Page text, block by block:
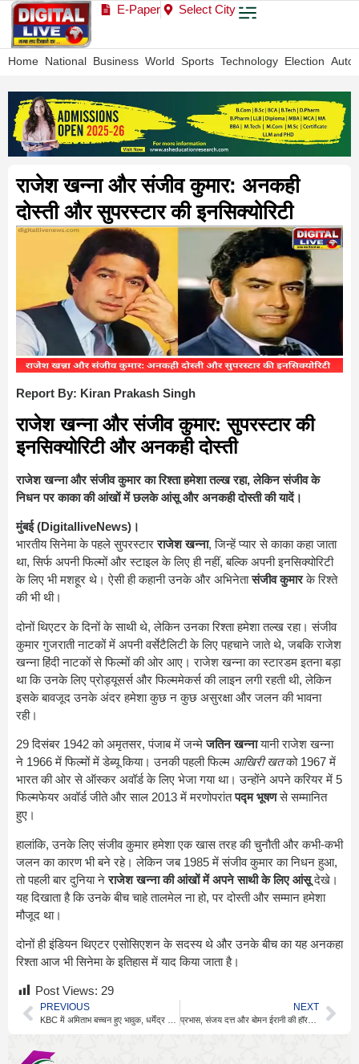
E-Paper Select City
Home National Business World Sports Technology Election Auto
राजेश खन्ना और संजीव कुमार: अनकही
दोस्ती और सुपरस्टार की इनसिक्योरिटी
Report By: Kiran Prakash Singh
राजेश खन्ना और संजीव कुमार: सुपरस्टार की
इनसिक्योरिटी और अनकही दोस्ती
राजेश खन्ना और संजीव कुमार का रिश्ता हमेशा तल्ख रहा, लेकिन संजीव के
निधन पर काका की आंखों में छलके आंसू और अनकही दोस्ती की यादें।
मुंबई (DigitalliveNews)।
भारतीय सिनेमा के पहले सुपरस्टारराजेश खन्ना, जिन्हें प्यार से काका कहा जाता
था, सिर्फ अपनी फिल्मों और स्टाइल के लिए ही नहीं, बल्कि अपनी इनसिक्योरिटी
के लिए भी मशहूर थे। ऐसी ही कहानी उनके और अभिनेतासंजीव कुमारके रिश्ते
की भी थी।
दोनों थिएटर के दिनों के साथी थे, लेकिन उनका रिश्ता हमेशा तल्ख रहा। संजीव
कुमार गुजराती नाटकों में अपनी वर्सेटैलिटी के लिए पहचाने जाते थे, जबकि राजेश
खन्ना हिंदी नाटकों से फिल्मों की ओर आए। राजेश खन्ना का स्टारडम इतना बड़ा
था कि उनके लिए प्रोड्यूसर्स और फिल्ममेकर्स की लाइन लगी रहती थी, लेकिन
इसके बावजूद उनके अंदर हमेशा कुछ न कुछ असुरक्षा और जलन की भावना
रही।
29 दिसंबर 1942 को अमृतसर, पंजाब में जन्मेजतिन खन्नायानी राजेश खन्ना
ने 1966 में फिल्मों में डेब्यू किया। उनकी पहली फिल्म आखिरी खतको 1967 में
भारत की ओर से ऑस्कर अवॉर्ड के लिए भेजा गया था। उन्होंने अपने करियर में 5
फिल्मफेयर अवॉर्ड जीते और साल 2013 में मरणोपरांतपद्म भूषणसे सम्मानित
हुए।
हालांकि, उनके लिए संजीव कुमार हमेशा एक खास तरह की चुनौती और कभी-कभी
जलन का कारण भी बने रहे। लेकिन जब 1985 में संजीव कुमार का निधन हुआ,
तो पहली बार दुनिया नेराजेश खन्ना की आंखों में अपने साथी के लिए आंसूदेखे।
यह दिखाता है कि उनके बीच चाहे तालमेल ना हो, पर दोस्ती और सम्मान हमेशा
मौजूद था।
दोनों ही इंडियन थिएटर एसोसिएशन के सदस्य थे और उनके बीच का यह अनकहा
रिश्ता आज भी सिनेमा के इतिहास में याद किया जाता है।
Post Views: 29
PREVIOUS NEXT
प्रभास, संजय दत्त और बोमन ईरानी की हॉरर-कॉमेडी ‘द राजा साब’ का नया ट्रेलर रिलीज